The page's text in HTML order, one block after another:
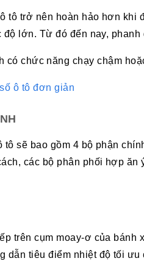
tô trở nên hoàn hảo hơn
lớn. Từ đó đến nay,
có chức năng chạy chậm
ô tô đơn giản
sẽ bao gồm 4 bộ phận
các bộ phân phối hợp
trên cụm moay-ơ của bánh
dẫn tiêu điểm nhiệt độ tối